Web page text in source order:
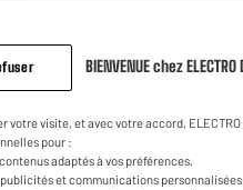
BIENVENUE chez ELECTRO
votre visite, et avec votre accord,
pour :
adaptés à vos préférences,
et communications personnalisées,